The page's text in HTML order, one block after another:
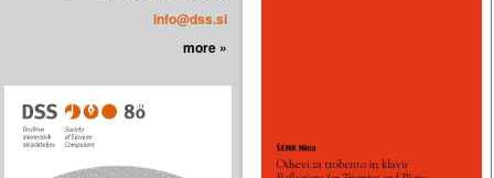
info@dss.si
more »